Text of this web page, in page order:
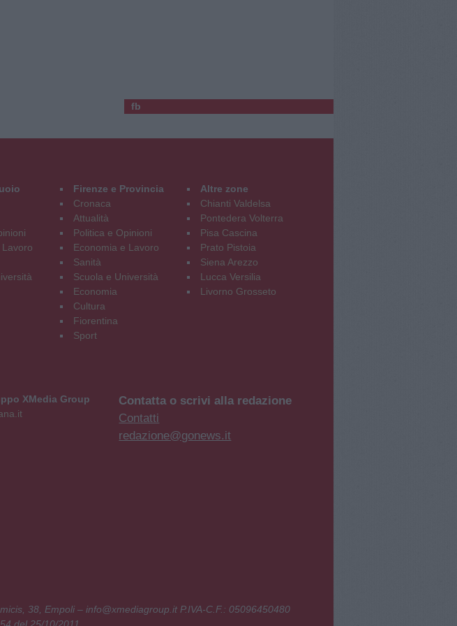
fb
Firenze e Provincia
Cronaca
Attualità
Politica e Opinioni
Economia e Lavoro
Sanità
Scuola e Università
Economia
Cultura
Fiorentina
Sport
Altre zone
Chianti Valdelsa
Pontedera Volterra
Pisa Cascina
Prato Pistoia
Siena Arezzo
Lucca Versilia
Livorno Grosseto
XMedia Group
Contatta o scrivi alla redazione
Contatti
redazione@gonews.it
38, Empoli – info@xmediagroup.it P.IVA-C.F.: 05096450480